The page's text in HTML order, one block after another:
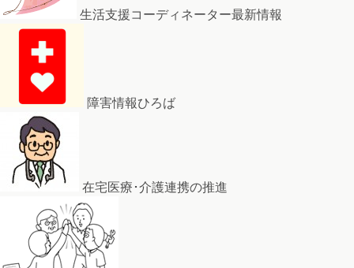
生活支援コーディネーター最新情報
障害情報ひろば
在宅医療･介護連携の推進